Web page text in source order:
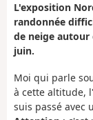
L'exposition
randonnée
de neige autour
juin.
Moi qui parle
à cette altitude,
suis passé avec